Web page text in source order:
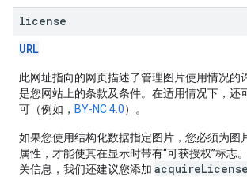
license
URL
此网址指向的网页描述了管理图片使用情况的
是您网站上的条款及条件。在适用情况下，还
可（例如， BY-NC 4.0）。
如果您使用结构化数据指定图片，您必须为图
属性，才能使其在显示时带有“可获授权”标志
关信息，我们还建议您添加